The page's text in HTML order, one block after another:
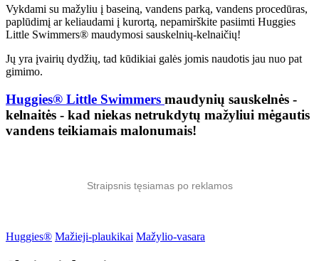
Vykdami su mažyliu į baseiną, vandens parką, vandens procedūras,
paplūdimį ar keliaudami į kurortą, nepamirškite pasiimti Huggies
Little Swimmers® maudymosi sauskelnių-kelnaičių!
Jų yra įvairių dydžių, tad kūdikiai galės jomis naudotis jau nuo pat
gimimo.
Huggies® Little Swimmers maudynių sauskelnės -
kelnaitės - kad niekas netrukdytų mažyliui mėgautis
vandens teikiamais malonumais!
Straipsnis tęsiamas po reklamos
Huggies® Mažieji-plaukikai Mažylio-vasara